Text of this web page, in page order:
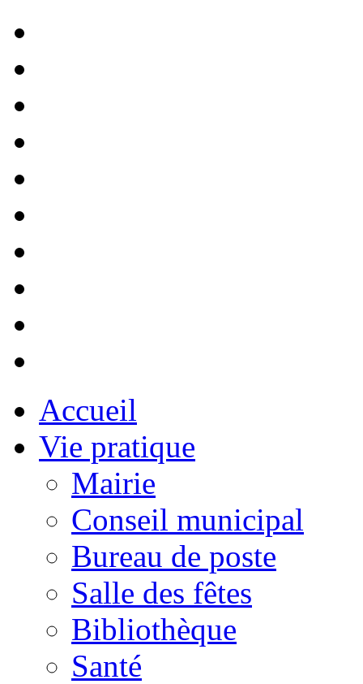
Accueil
Vie pratique
Mairie
Conseil municipal
Bureau de poste
Salle des fêtes
Bibliothèque
Santé